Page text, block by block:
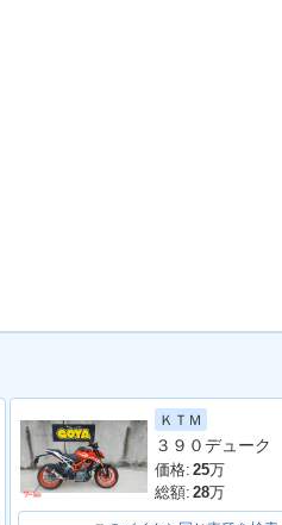
ＫＴＭ
３９０デューク
価格: 25万
総額: 28万